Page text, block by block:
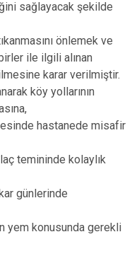
sağlayacak şekilde
önlemek ve
ile ilgili alınan
karar verilmiştir.
köy yollarının
hastanede misafir
temininde kolaylık
günlerinde
yem konusunda gerekli